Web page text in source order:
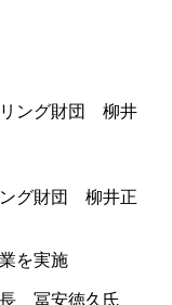
ング財団 柳井正
を実施